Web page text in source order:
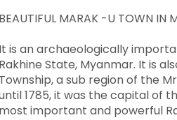
MARAK -U TOWN
is an archaeologically
State, Myanmar. It is
a sub region of the
1785, it was the capital of
important and powerful